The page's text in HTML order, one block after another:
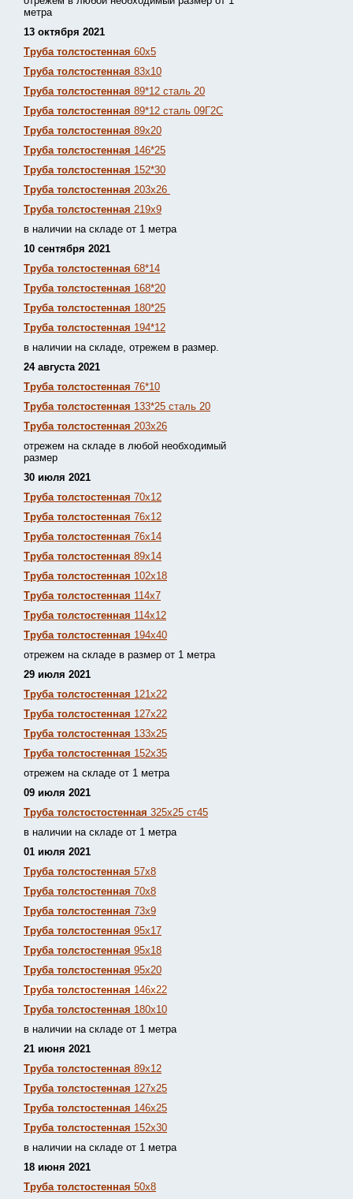
метра
13 октября 2021
Труба толстостенная 60х5
Труба толстостенная 83х10
Труба толстостенная 89*12 сталь 20
Труба толстостенная 89*12 сталь 09Г2С
Труба толстостенная 89х20
Труба толстостенная 146*25
Труба толстостенная 152*30
Труба толстостенная 203х26
Труба толстостенная 219х9
в наличии на складе от 1 метра
10 сентября 2021
Труба толстостенная 68*14
Труба толстостенная 168*20
Труба толстостенная 180*25
Труба толстостенная 194*12
в наличии на складе, отрежем в размер.
24 августа 2021
Труба толстостенная 76*10
Труба толстостенная 133*25 сталь 20
Труба толстостенная 203х26
отрежем на складе в любой необходимый
размер
30 июля 2021
Труба толстостенная 70х12
Труба толстостенная 76х12
Труба толстостенная 76х14
Труба толстостенная 89х14
Труба толстостенная 102х18
Труба толстостенная 114х7
Труба толстостенная 114х12
Труба толстостенная 194х40
отрежем на складе в размер от 1 метра
29 июля 2021
Труба толстостенная 121х22
Труба толстостенная 127х22
Труба толстостенная 133х25
Труба толстостенная 152х35
отрежем на складе от 1 метра
09 июля 2021
Труба толстостостенная 325х25 ст45
в наличии на складе от 1 метра
01 июля 2021
Труба толстостенная 57х8
Труба толстостенная 70х8
Труба толстостенная 73х9
Труба толстостенная 95х17
Труба толстостенная 95х18
Труба толстостенная 95х20
Труба толстостенная 146х22
Труба толстостенная 180х10
в наличии на складе от 1 метра
21 июня 2021
Труба толстостенная 89х12
Труба толстостенная 127х25
Труба толстостенная 146х25
Труба толстостенная 152х30
в наличии на складе от 1 метра
18 июня 2021
Труба толстостенная 50х8